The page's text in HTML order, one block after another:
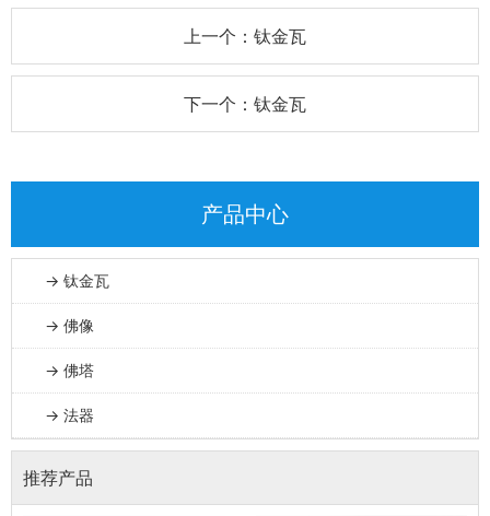
上一个：钛金瓦
下一个：钛金瓦
产品中心
→ 钛金瓦
→ 佛像
→ 佛塔
→ 法器
推荐产品